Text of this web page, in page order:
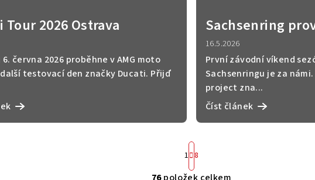
Tour 2026 Ostrava
června 2026 proběhne v AMG moto
testovací den značky Ducati. Přijď
Sachsenring
techniku.
proudu.
16.5.2026
První závodní víkend
Sachsenringu je za
project zna...
Číst článek
S
t
r
1 8